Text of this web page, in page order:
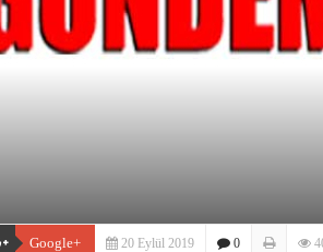
Google+ 20 Eylül 2019 0